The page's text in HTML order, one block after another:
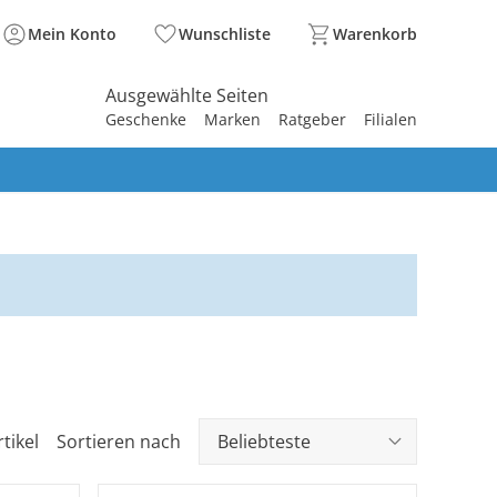
Mein Konto Wunschliste Warenkorb
Ausgewählte Seiten
Geschenke Marken Ratgeber Filialen
Sortieren nach